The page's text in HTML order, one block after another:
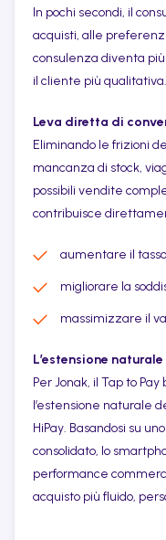
In pochi secondi, il
acquisti, alle
consulenza diventa
il cliente più qualitativa.
Leva diretta di
Eliminando le frizioni
mancanza di stock,
possibili vendite
contribuisce
aumentare il
migliorare la
massimizzare il
L’estensione
Per Jonak, il Tap to
l’estensione naturale
HiPay. Basandosi su
consolidato, lo
performance
acquisto più fluido,